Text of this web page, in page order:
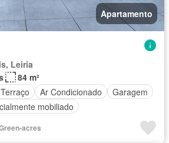
Apartamento
Leiria
84 m²
Terraço Ar Condicionado
Garagem
mobiliado
acres